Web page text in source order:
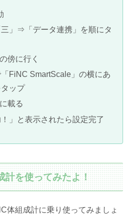
」⇒「データ連携」を順にタ
傍に行く
FiNC SmartScale」の横にあ
ップ
載る
！」と表示されたら設定完了
計を使ってみたよ！
体組成計に乗り使ってみましょ